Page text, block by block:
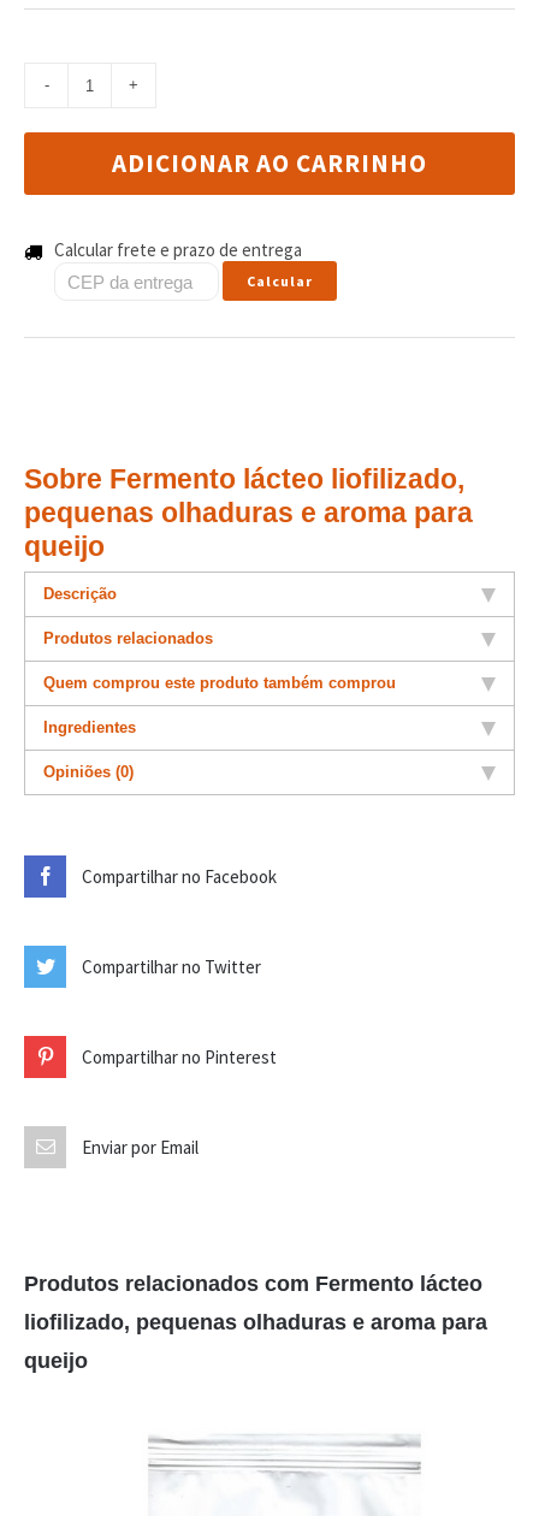
ADICIONAR AO CARRINHO
Calcular frete e prazo de entrega
Calcular
Sobre Fermento lácteo liofilizado,
pequenas olhaduras e aroma para
queijo
Descrição
Produtos relacionados
Quem comprou este produto também comprou
Ingredientes
Opiniões (0)
Compartilhar no Facebook
Compartilhar no Twitter
Compartilhar no Pinterest
Enviar por Email
Produtos relacionados com Fermento lácteo
liofilizado, pequenas olhaduras e aroma para
queijo